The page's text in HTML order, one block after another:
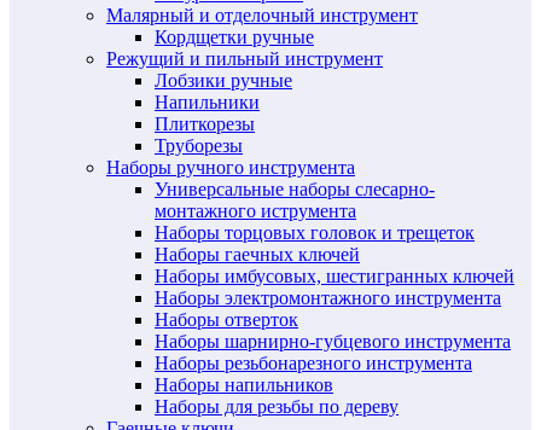
Малярный и отделочный инструмент
Кордщетки ручные
Режущий и пильный инструмент
Лобзики ручные
Напильники
Плиткорезы
Труборезы
Наборы ручного инструмента
Универсальные наборы слесарно-
монтажного иструмента
Наборы торцовых головок и трещеток
Наборы гаечных ключей
Наборы имбусовых, шестигранных ключей
Наборы электромонтажного инструмента
Наборы отверток
Наборы шарнирно-губцевого инструмента
Наборы резьбонарезного инструмента
Наборы напильников
Наборы для резьбы по дереву